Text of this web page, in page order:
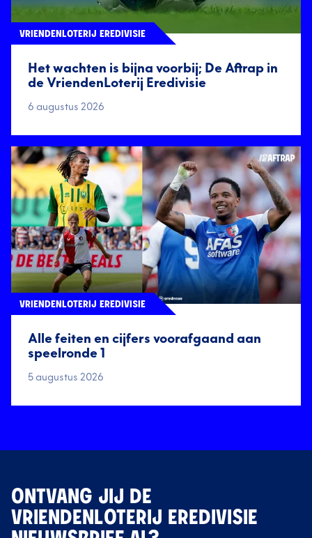
Het wachten is bijna voorbij; De Aftrap in
de VriendenLoterij Eredivisie
VRIENDENLOTERIJ EREDIVISIE
6 augustus 2026
Alle feiten en cijfers voorafgaand aan
speelronde 1
VRIENDENLOTERIJ EREDIVISIE
5 augustus 2026
ONTVANG JIJ DE
VRIENDENLOTERIJ EREDIVISIE